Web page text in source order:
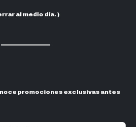
al medio día. )
promociones exclusivas antes